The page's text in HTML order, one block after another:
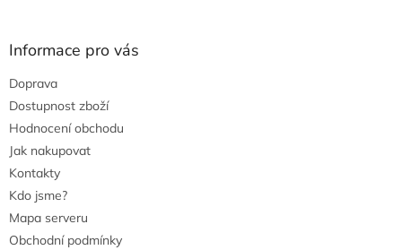
Informace pro vás
Doprava
Dostupnost zboží
Hodnocení obchodu
Jak nakupovat
Kontakty
Kdo jsme?
Mapa serveru
Obchodní podmínky